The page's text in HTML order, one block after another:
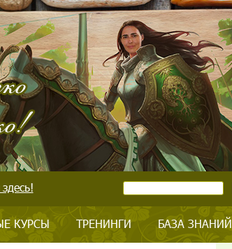
КУРСЫ ТРЕНИНГИ БАЗА ЗНАНИЙ